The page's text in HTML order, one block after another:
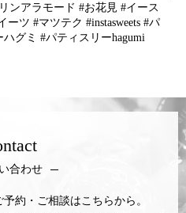
ラモード #お花見 #イース
ツ #マツテク #instasweets #パ
グミ #パティスリーhagumi
合わせ
約・ご相談はこちらから。